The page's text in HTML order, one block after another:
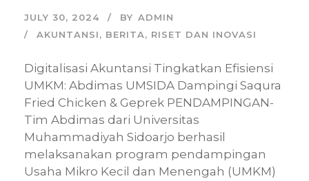
JULY 30, 2024 BY ADMIN
AKUNTANSI, BERITA, RISET DAN INOVASI
Digitalisasi Akuntansi Tingkatkan Efisiensi
UMKM: Abdimas UMSIDA Dampingi Saqura
Fried Chicken & Geprek PENDAMPINGAN-
Tim Abdimas dari Universitas
Muhammadiyah Sidoarjo berhasil
melaksanakan program pendampingan
Usaha Mikro Kecil dan Menengah (UMKM)